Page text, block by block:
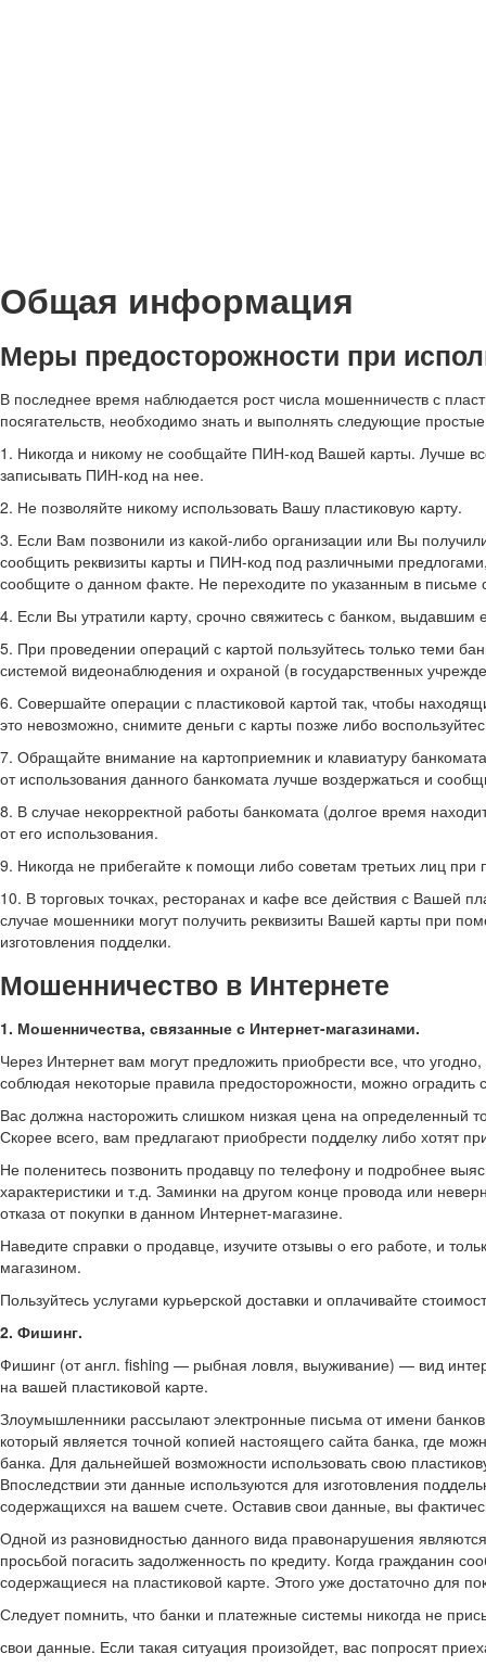
Общая информация
Меры предосторожности при
В последнее время наблюдается рост числа мошенничеств с
посягательств, необходимо знать и выполнять следующие
1. Никогда и никому не сообщайте ПИН-код Вашей карты. Лучше
записывать ПИН-код на нее.
2. Не позволяйте никому использовать Вашу пластиковую карту.
3. Если Вам позвонили из какой-либо организации или Вы
сообщить реквизиты карты и ПИН-код под различными
сообщите о данном факте. Не переходите по указанным в письме
4. Если Вы утратили карту, срочно свяжитесь с банком,
5. При проведении операций с картой пользуйтесь только теми
системой видеонаблюдения и охраной (в государственных
6. Совершайте операции с пластиковой картой так, чтобы
это невозможно, снимите деньги с карты позже либо
7. Обращайте внимание на картоприемник и клавиатуру
от использования данного банкомата лучше воздержаться и
8. В случае некорректной работы банкомата (долгое время
от его использования.
9. Никогда не прибегайте к помощи либо советам третьих лиц
10. В торговых точках, ресторанах и кафе все действия с Вашей
случае мошенники могут получить реквизиты Вашей карты при
изготовления подделки.
Мошенничество в Интернете
1. Мошенничества, связанные с Интернет-магазинами.
Через Интернет вам могут предложить приобрести все, что
соблюдая некоторые правила предосторожности, можно оградить
Вас должна насторожить слишком низкая цена на определенный
Скорее всего, вам предлагают приобрести подделку либо хотят
Не поленитесь позвонить продавцу по телефону и подробнее
характеристики и т.д. Заминки на другом конце провода или
отказа от покупки в данном Интернет-магазине.
Наведите справки о продавце, изучите отзывы о его работе, и
магазином.
Пользуйтесь услугами курьерской доставки и оплачивайте
2. Фишинг.
Фишинг (от англ. fishing — рыбная ловля, выуживание) — вид
на вашей пластиковой карте.
Злоумышленники рассылают электронные письма от имени
который является точной копией настоящего сайта банка, где
банка. Для дальнейшей возможности использовать свою
Впоследствии эти данные используются для изготовления
содержащихся на вашем счете. Оставив свои данные, вы
Одной из разновидностью данного вида правонарушения
просьбой погасить задолженность по кредиту. Когда гражданин
содержащиеся на пластиковой карте. Этого уже достаточно для
Следует помнить, что банки и платежные системы никогда не
свои данные. Если такая ситуация произойдет, вас попросят